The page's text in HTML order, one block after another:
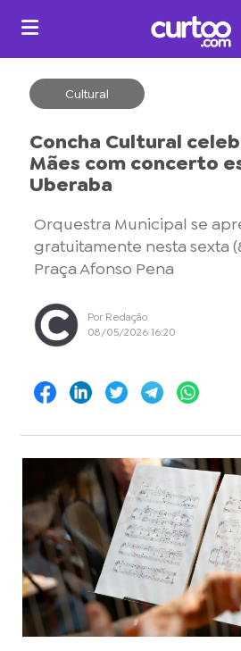
Cultural
Concha Cultural
Mães com concerto
Uberaba
Orquestra Municipal se
gratuitamente nesta sexta
Praça Afonso Pena
Por Redação
08/05/2026 16:20